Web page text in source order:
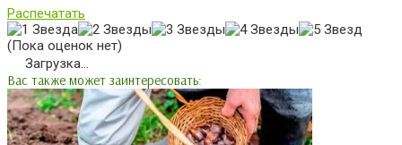
Распечатать
(Пока оценок нет)
Загрузка...
Вас также может заинтересовать: